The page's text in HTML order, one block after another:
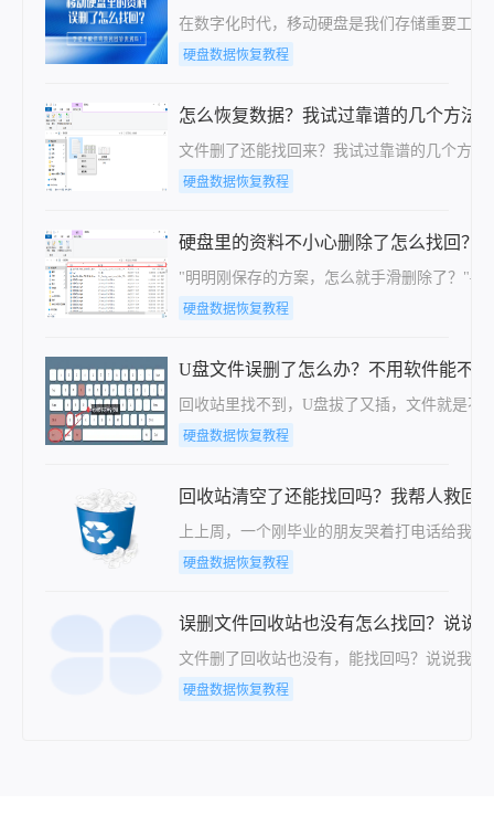
在数字化时代，移动硬盘是我们存储重要工
硬盘数据恢复教程
怎么恢复数据？我试过靠谱的几个方法
文件删了还能找回来？我试过靠谱的几个方
硬盘数据恢复教程
硬盘里的资料不小心删除了怎么找回？
"明明刚保存的方案，怎么就手滑删除了？
硬盘数据恢复教程
U盘文件误删了怎么办？不用软件能不
回收站里找不到，U盘拔了又插，文件就是
硬盘数据恢复教程
回收站清空了还能找回吗？我帮人救回
上上周，一个刚毕业的朋友哭着打电话给我
硬盘数据恢复教程
误删文件回收站也没有怎么找回？说说
文件删了回收站也没有，能找回吗？说说我
硬盘数据恢复教程